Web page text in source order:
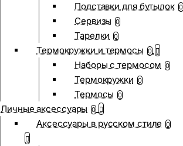
Подставки для бутылок 0
Сервизы 0
Тарелки 0
Термокружки и термосы 0
Наборы с термосом 0
Термокружки 0
Термосы 0
Личные аксессуары 0
Аксессуары в русском стиле 0